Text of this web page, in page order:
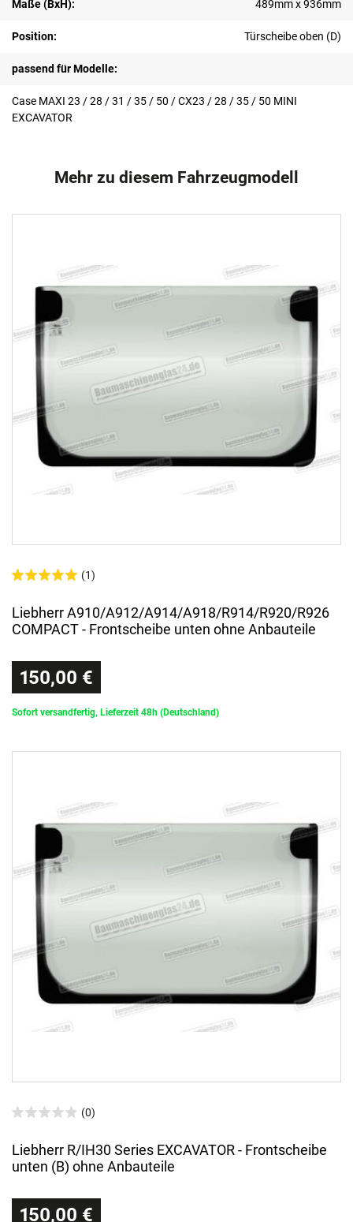
Maße (BxH): 489mm x 936mm
Position: Türscheibe oben (D)
passend für Modelle:
Case MAXI 23 / 28 / 31 / 35 / 50 / CX23 / 28 / 35 / 50 MINI
EXCAVATOR
Mehr zu diesem Fahrzeugmodell
(1)
Liebherr A910/A912/A914/A918/R914/R920/R926
COMPACT - Frontscheibe unten ohne Anbauteile
150,00 €
Sofort versandfertig, Lieferzeit 48h (Deutschland)
(0)
Liebherr R/IH30 Series EXCAVATOR - Frontscheibe
unten (B) ohne Anbauteile
150,00 €